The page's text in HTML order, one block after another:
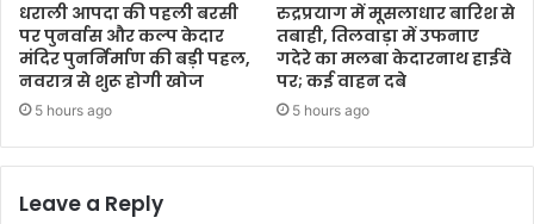
धराली आपदा की पहली बरसी
पर पुनर्वास और कल्प केदार
मंदिर पुनर्निर्माण की बड़ी पहल,
नवरात्र से शुरू होगी खोज
5 hours ago
रुद्रप्रयाग में मूसलाधार बारिश से
तबाही, तिलवाड़ा में उफनाए
गदेरे का मलबा केदारनाथ हाईवे
पर; कई वाहन दबे
5 hours ago
Leave a Reply